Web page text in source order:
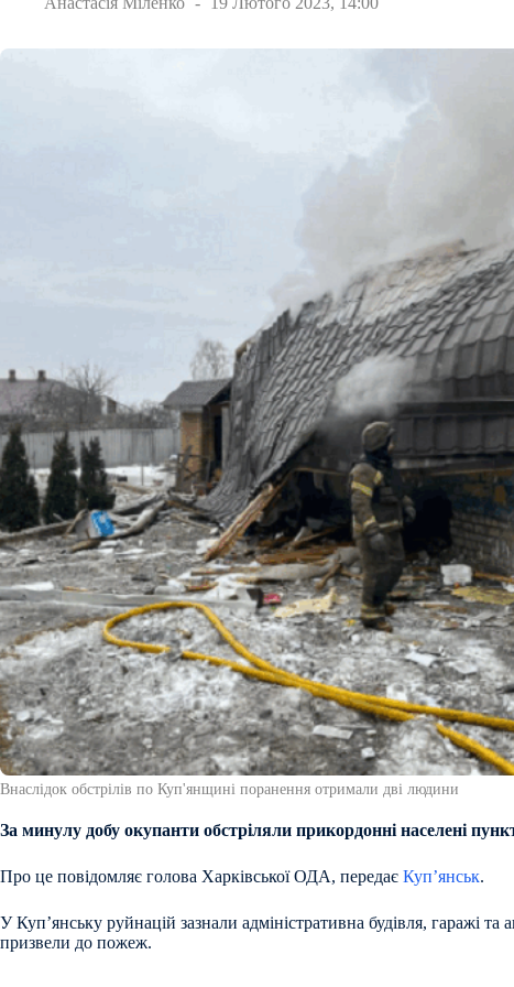
Внаслідок обстрілів по Куп'янщині поранення отримали дві людини
За минулу добу окупанти обстріляли прикордонні населені
Про це повідомляє голова Харківської ОДА, передає Куп’янськ.
У Куп’янську руйнацій зазнали адміністративна будівля, гаражі та
призвели до пожеж.